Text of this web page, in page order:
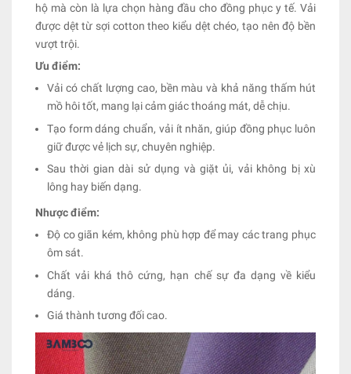
hộ mà còn là lựa chọn hàng đầu cho đồng phục y tế. Vải
được dệt từ sợi cotton theo kiểu dệt chéo, tạo nên độ bền
vượt trội.
Ưu điểm:
Vải có chất lượng cao, bền màu và khả năng thấm hút
mồ hôi tốt, mang lại cảm giác thoáng mát, dễ chịu.
Tạo form dáng chuẩn, vải ít nhăn, giúp đồng phục luôn
giữ được vẻ lịch sự, chuyên nghiệp.
Sau thời gian dài sử dụng và giặt ủi, vải không bị xù
lông hay biến dạng.
Nhược điểm:
Độ co giãn kém, không phù hợp để may các trang phục
ôm sát.
Chất vải khá thô cứng, hạn chế sự đa dạng về kiểu
dáng.
Giá thành tương đối cao.